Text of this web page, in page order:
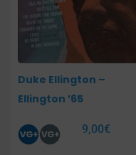
Duke Ellington –
Ellington ’65
9,00€